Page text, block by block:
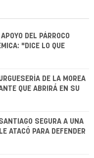
DEL PÁRROCO
"DICE LO QUE
DE LA MOREA
QUE ABRIRÁ EN SU
SEGURA A UNA
ATACÓ PARA DEFENDER